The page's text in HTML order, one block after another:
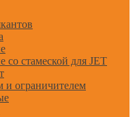
со стамеской для JET
и ограничителем